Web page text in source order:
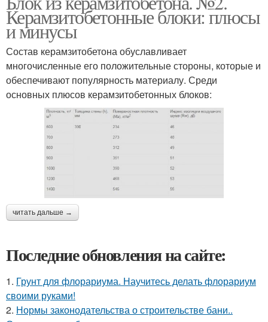
Керамзитобетонные блоки: плюсы
и минусы
Состав керамзитобетона обуславливает
многочисленные его положительные стороны, которые и
обеспечивают популярность материалу. Среди
основных плюсов керамзитобетонных блоков:
читать дальше →
Последние обновления на сайте:
1. Грунт для флорариума. Научитесь делать флорариум
своими руками!
2. Нормы законодательства о строительстве бани..